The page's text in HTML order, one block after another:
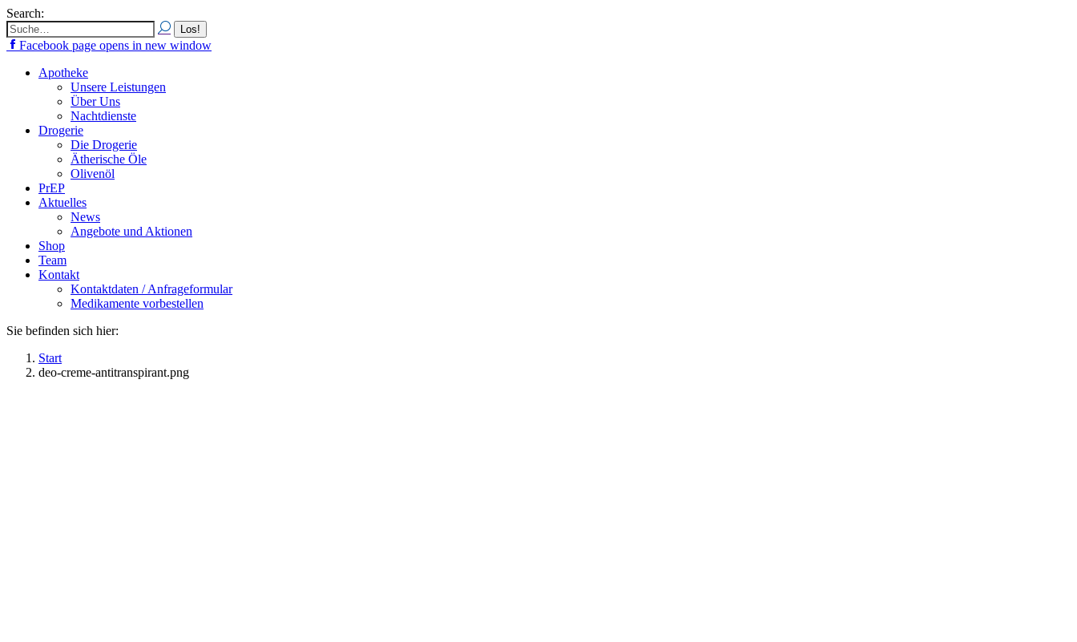
Search:
Facebook page opens in new window
Apotheke
Unsere Leistungen
Über Uns
Nachtdienste
Drogerie
Die Drogerie
Ätherische Öle
Olivenöl
PrEP
Aktuelles
News
Angebote und Aktionen
Shop
Team
Kontakt
Kontaktdaten / Anfrageformular
Medikamente vorbestellen
Sie befinden sich hier:
Start
deo-creme-antitranspirant.png